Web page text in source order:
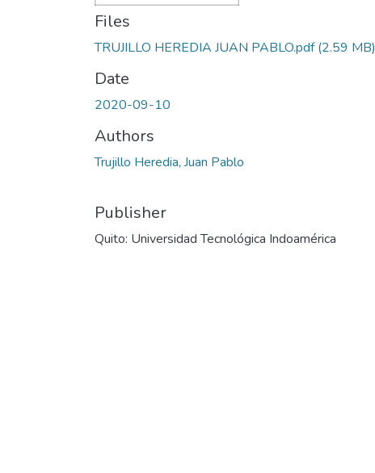
Files
TRUJILLO HEREDIA JUAN PABLO.pdf(2.59 MB)
Date
2020-09-10
Authors
Trujillo Heredia, Juan Pablo
Publisher
Quito: Universidad Tecnológica Indoamérica